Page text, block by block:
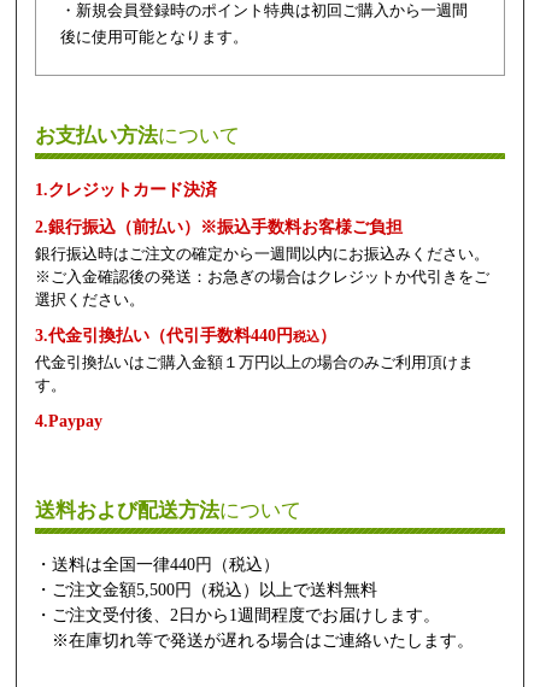
・新規会員登録時のポイント特典は初回ご購入から一週間
後に使用可能となります。
お支払い方法について
1.クレジットカード決済
2.銀行振込（前払い）※振込手数料お客様ご負担
銀行振込時はご注文の確定から一週間以内にお振込みください。
※ご入金確認後の発送：お急ぎの場合はクレジットか代引きをご
選択ください。
3.代金引換払い（代引手数料440円税込）
代金引換払いはご購入金額１万円以上の場合のみご利用頂けま
す。
4.Paypay
送料および配送方法について
・送料は全国一律440円（税込）
・ご注文金額5,500円（税込）以上で送料無料
・ご注文受付後、2日から1週間程度でお届けします。
※在庫切れ等で発送が遅れる場合はご連絡いたします。